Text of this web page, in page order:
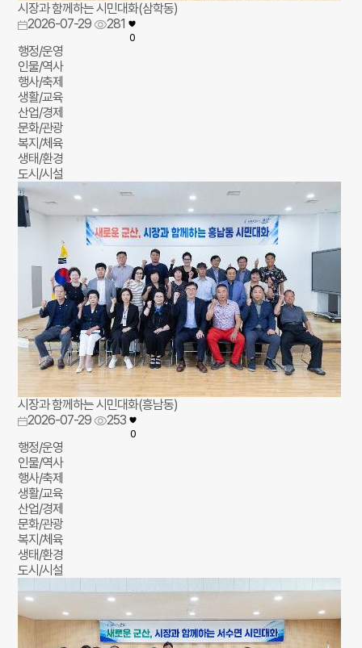
시장과 함께하는 시민대화(삼학동)
2026-07-29
281
0
행정/운영
인물/역사
행사/축제
생활/교육
산업/경제
문화/관광
복지/체육
생태/환경
도시/시설
시장과 함께하는 시민대화(흥남동)
2026-07-29
253
0
행정/운영
인물/역사
행사/축제
생활/교육
산업/경제
문화/관광
복지/체육
생태/환경
도시/시설